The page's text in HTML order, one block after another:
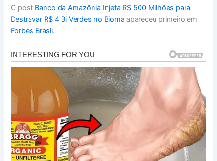
O post Banco da Amazônia Injeta R$ 500 Milhões para
Destravar R$ 4 Bi Verdes no Bioma apareceu primeiro em
Forbes Brasil.